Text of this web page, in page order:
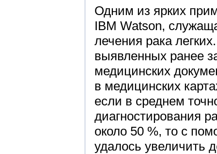
Одним из ярких
IBM Watson,
лечения рака
выявленных ранее
медицинских
в медицинских
если в среднем
диагностирования
около 50 %, то с
удалось увеличить